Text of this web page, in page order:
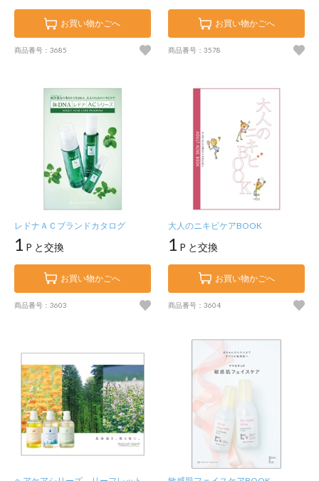
お買い物かごへ
商品番号：3685
お買い物かごへ
商品番号：3578
レドナＡＣブランドカタログ
1 P と交換
お買い物かごへ
商品番号：3603
大人のニキビケアBOOK
1 P と交換
お買い物かごへ
商品番号：3604